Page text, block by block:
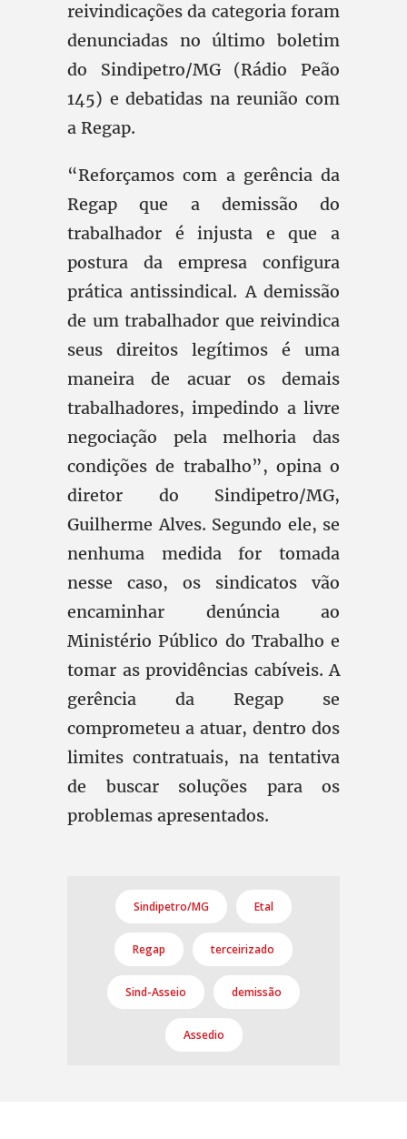
reivindicações da categoria foram
denunciadas no último boletim
do Sindipetro/MG (Rádio Peão
145) e debatidas na reunião com
a Regap.
“Reforçamos com a gerência da
Regap que a demissão do
trabalhador é injusta e que a
postura da empresa configura
prática antissindical. A demissão
de um trabalhador que reivindica
seus direitos legítimos é uma
maneira de acuar os demais
trabalhadores, impedindo a livre
negociação pela melhoria das
condições de trabalho”, opina o
diretor do Sindipetro/MG,
Guilherme Alves. Segundo ele, se
nenhuma medida for tomada
nesse caso, os sindicatos vão
encaminhar denúncia ao
Ministério Público do Trabalho e
tomar as providências cabíveis. A
gerência da Regap se
comprometeu a atuar, dentro dos
limites contratuais, na tentativa
de buscar soluções para os
problemas apresentados.
Sindipetro/MG Etal
Regap terceirizado
Sind-Asseio demissão
Assedio